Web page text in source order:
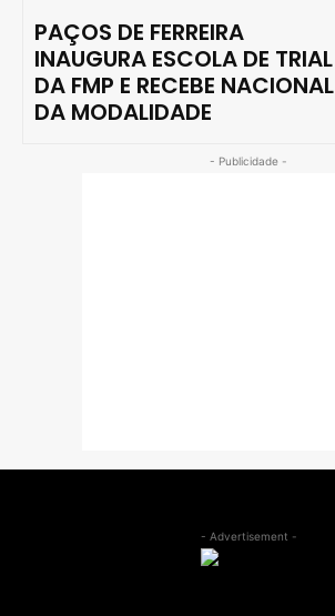
PAÇOS DE FERREIRA
INAUGURA ESCOLA DE TRIAL
DA FMP E RECEBE NACIONAL
DA MODALIDADE
- Publicidade -
- Advertisement -